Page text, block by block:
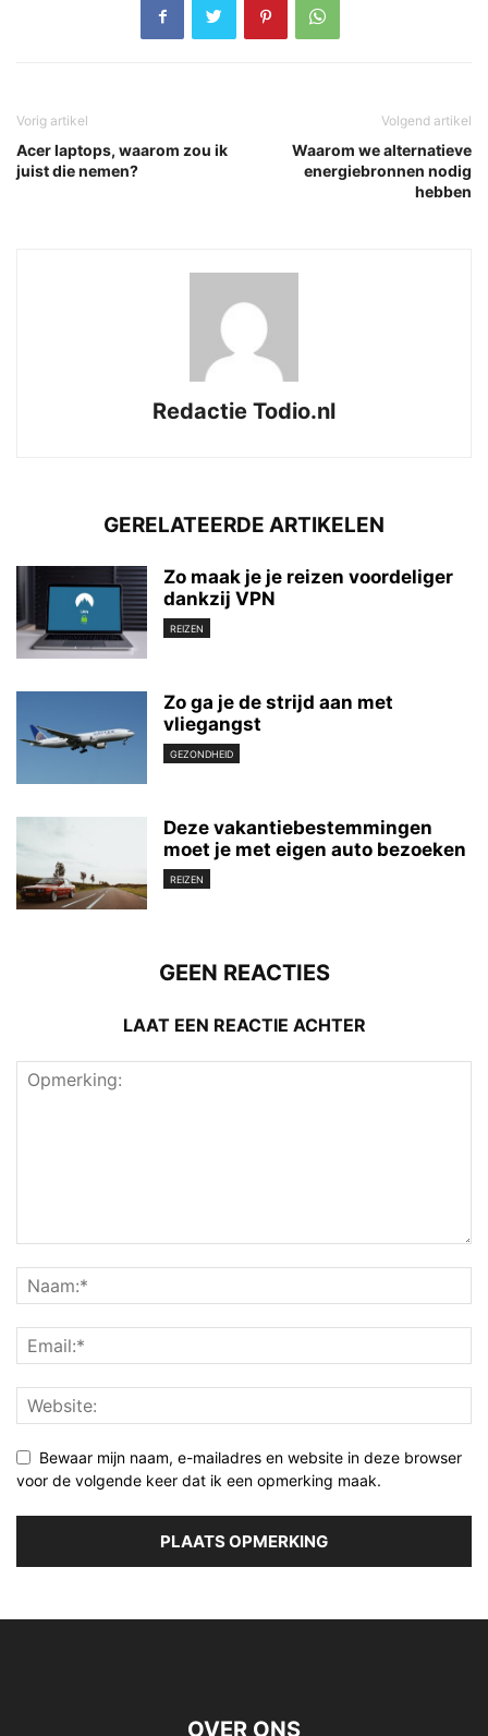
Vorig artikel
Acer laptops, waarom zou ik
juist die nemen?
Volgend artikel
Waarom we alternatieve
energiebronnen nodig
hebben
Redactie Todio.nl
GERELATEERDE ARTIKELEN
Zo maak je je reizen voordeliger
dankzij VPN
REIZEN
Zo ga je de strijd aan met
vliegangst
GEZONDHEID
Deze vakantiebestemmingen
moet je met eigen auto bezoeken
REIZEN
GEEN REACTIES
LAAT EEN REACTIE ACHTER
Bewaar mijn naam, e-mailadres en website in deze browser
voor de volgende keer dat ik een opmerking maak.
OVER ONS